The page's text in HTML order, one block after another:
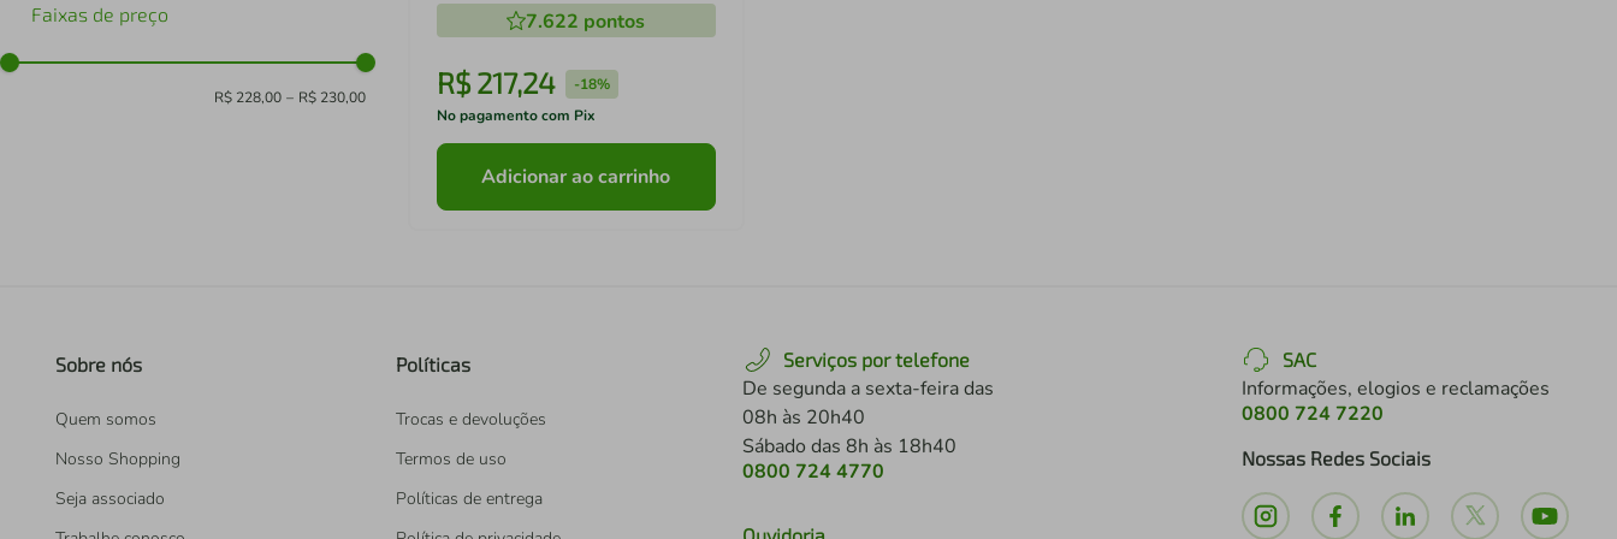
Faixas de preço
R$ 228,00 – R$ 230,00
7.622 pontos
R$ 217,24 -18%
No pagamento com Pix
Adicionar ao carrinho
Sobre nós
Quem somos
Nosso Shopping
Seja associado
Políticas
Trocas e devoluções
Termos de uso
Políticas de entrega
Serviços por telefone
De segunda a sexta-feira das
08h às 20h40
Sábado das 8h às 18h40
0800 724 4770
SAC
Informações, elogios e reclamações
0800 724 7220
Nossas Redes Sociais